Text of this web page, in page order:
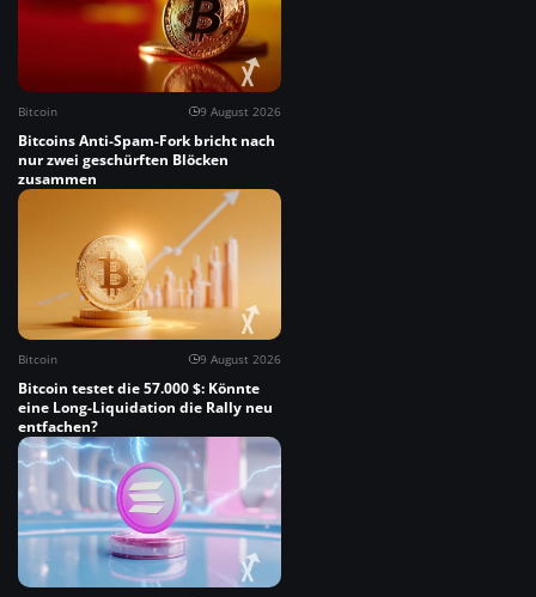
Bitcoin 9 August 2026
Bitcoins Anti-Spam-Fork bricht nach
nur zwei geschürften Blöcken
zusammen
Bitcoin 9 August 2026
Bitcoin testet die 57.000 $: Könnte
eine Long-Liquidation die Rally neu
entfachen?